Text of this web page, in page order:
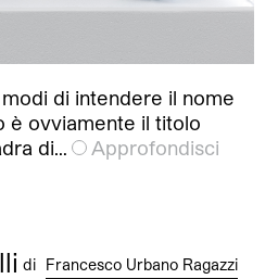
di intendere il nome
è ovviamente il titolo
di…
Approfondisci
di Francesco Urbano Ragazzi